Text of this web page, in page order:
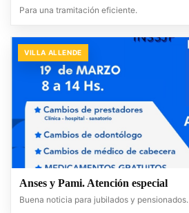
Para una tramitación eficiente.
VILLA ALLENDE
Anses y Pami. Atención especial
Buena noticia para jubilados y pensionados.